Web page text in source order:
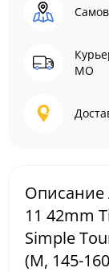
МО
Описание
11 42mm
Simple
(M, 145-